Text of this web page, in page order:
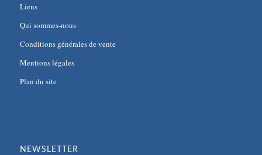
Liens
Qui sommes-nous
Conditions générales de vente
Mentions légales
Plan du site
NEWSLETTER